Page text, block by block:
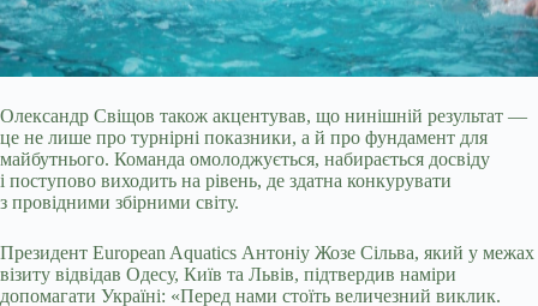
Олександр Свіщов також акцентував, що нинішній результат —
це не лише про турнірні показники, а й про фундамент для
майбутнього. Команда омолоджується, набирається досвіду
і поступово виходить на рівень, де здатна конкурувати
з провідними збірними світу.
Президент European Aquatics Антоніу Жозе Сільва, який у межах
візиту відвідав Одесу, Київ та Львів, підтвердив наміри
допомагати Україні: «Перед нами стоїть величезний виклик.